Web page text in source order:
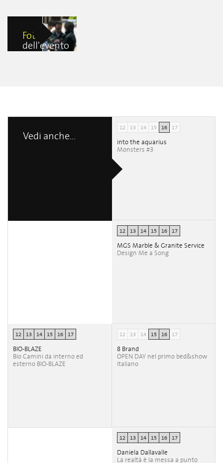
Foto
dell'evento
Vedi anche...
12 13 14 15 16 17
into the aquarius
Monsters #3
12 13 14 15 16 17
MGS Marble & Granite Service
Design Me a Song
12 13 14 15 16 17
BIO-BLAZE
Bio Camini da interno ed
esterno BIO-BLAZE
12 13 14 15 16 17
8 Brand
OPEN DAY nel primo bed&show
italiano
12 13 14 15 16 17
Daniela Dallavalle
La realtà è la messa a punto